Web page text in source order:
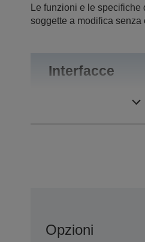
Le funzioni e le
soggette a modifica
Interfacce
Opzioni